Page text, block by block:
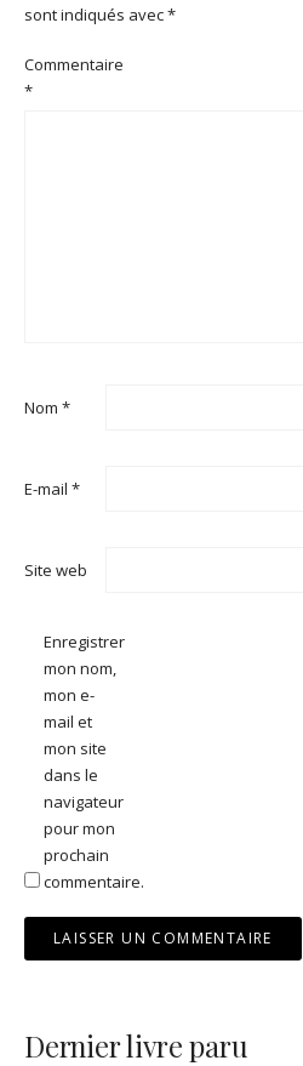
sont indiqués avec*
Commentaire
*
Nom *
E-mail *
Site web
Enregistrer
mon nom,
mon e-
mail et
mon site
dans le
navigateur
pour mon
prochain
commentaire.
Dernier livre paru